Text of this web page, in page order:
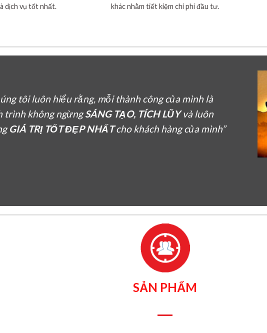
dịch vụ tốt nhất.
khác nhằm tiết kiệm chi phí đầu tư.
tôi luôn hiểu rằng, mỗi thành công của mình là
trình không ngừngSÁNG TẠO, TÍCH LŨYvà luôn
GIÁ TRỊ TỐT ĐẸP NHẤTcho khách hàng của mình”
SẢN PHẨM